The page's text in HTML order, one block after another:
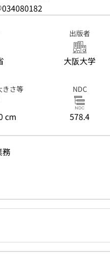
034080182
出版者
大阪大学
きさ等
cm
NDC
578.4
務